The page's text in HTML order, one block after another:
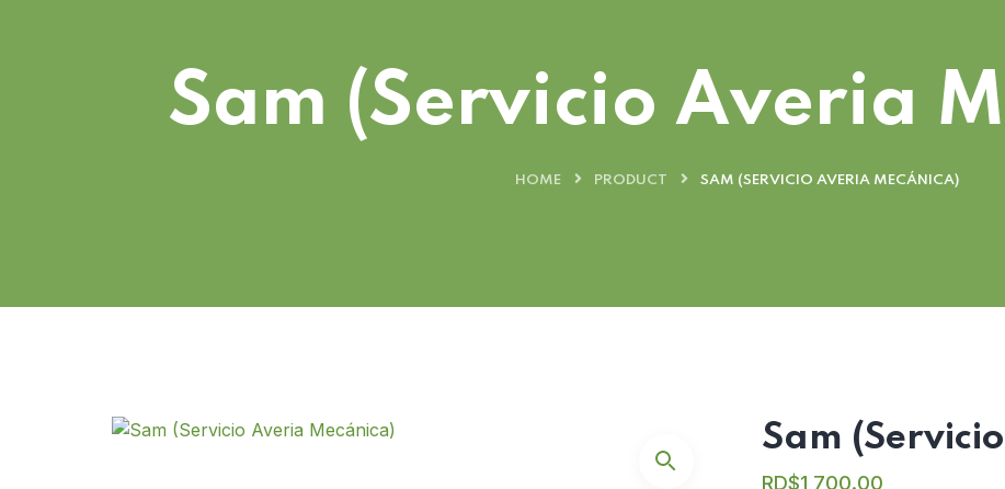
Sam (Servicio Averia
HOME PRODUCT SAM (SERVICIO AVERIA MECÁNICA)
Sam
RD$1,700.00